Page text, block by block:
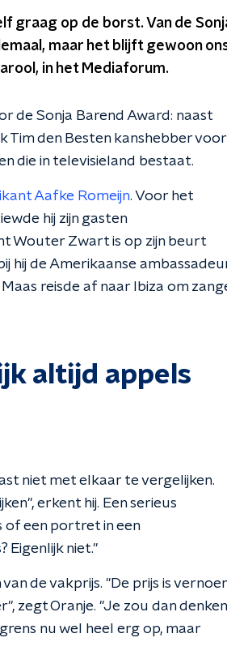
graag op de borst. Van de
maar het blijft gewoon
in het Mediaforum.
de Sonja Barend Award: naast
Tim den Besten kanshebber voor
die in televisieland bestaat.
Aafke Romeijn. Voor het
hij zijn gasten
Wouter Zwart is op zijn beurt
hij de Amerikaanse
reisde af naar Ibiza om
altijd appels
niet met elkaar te vergelijken.
erkent hij. Een serieus
een portret in een
Eigenlijk niet."
de vakprijs. "De prijs is
zegt Oranje. "Je zou dan denken
nu wel heel erg op, maar